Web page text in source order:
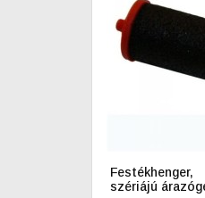
szériájú